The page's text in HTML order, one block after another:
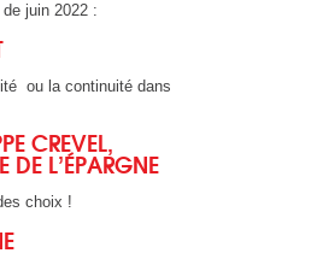
juin 2022 :
ou la continuité dans
CREVEL,
DE L’ÉPARGNE
choix !